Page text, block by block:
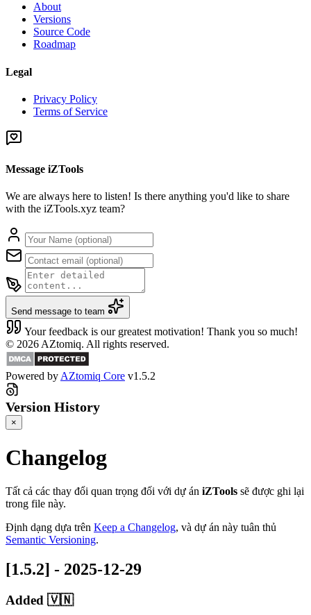
About
Versions
Source Code
Roadmap
Legal
Privacy Policy
Terms of Service
Message iZTools
We are always here to listen! Is there anything you'd like to share
with the iZTools.xyz team?
Send message to team
Your feedback is our greatest motivation! Thank you so much!
© 2026 AZtomiq. All rights reserved.
Powered by AZtomiq Core v1.5.2
Version History
×
Changelog
Tất cả các thay đổi quan trọng đối với dự án iZTools sẽ được ghi lại
trong file này.
Định dạng dựa trên Keep a Changelog, và dự án này tuân thủ
Semantic Versioning.
[1.5.2] - 2025-12-29
Added 🇻🇳